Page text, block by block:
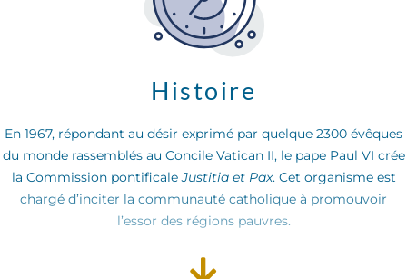
Histoire
En 1967, répondant au désir exprimé par quelque 2300 évêques
du monde rassemblés au Concile Vatican II, le pape Paul VI crée
la Commission pontificaleJustitia et Pax. Cet organisme est
chargé d’inciter la communauté catholique à promouvoir
l’essor des régions pauvres.